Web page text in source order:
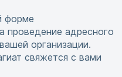
форме
проведение адресного
организации.
свяжется с вами